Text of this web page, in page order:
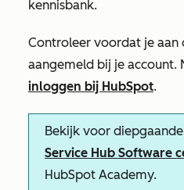
kennisbank.
Controleer voordat je aan
aangemeld bij je account.
inloggen bij HubSpot.
Bekijk voor
Service Hub Software
HubSpot Academy.